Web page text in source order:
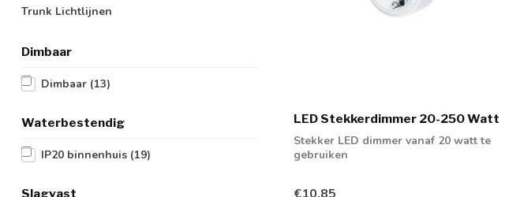
Trunk Lichtlijnen
Dimbaar
Dimbaar (13)
Waterbestendig
IP20 binnenhuis (19)
Slagvast
LED Stekkerdimmer 20-250 Watt
Stekker LED dimmer vanaf 20 watt te
gebruiken